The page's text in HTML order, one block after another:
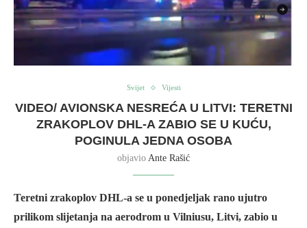
Svijet Vijesti
VIDEO/ AVIONSKA NESREĆA U LITVI: TERETNI
ZRAKOPLOV DHL-A ZABIO SE U KUĆU,
POGINULA JEDNA OSOBA
objavio Ante Rašić
Teretni zrakoplov DHL-a se u ponedjeljak rano ujutro
prilikom slijetanja na aerodrom u Vilniusu, Litvi, zabio u